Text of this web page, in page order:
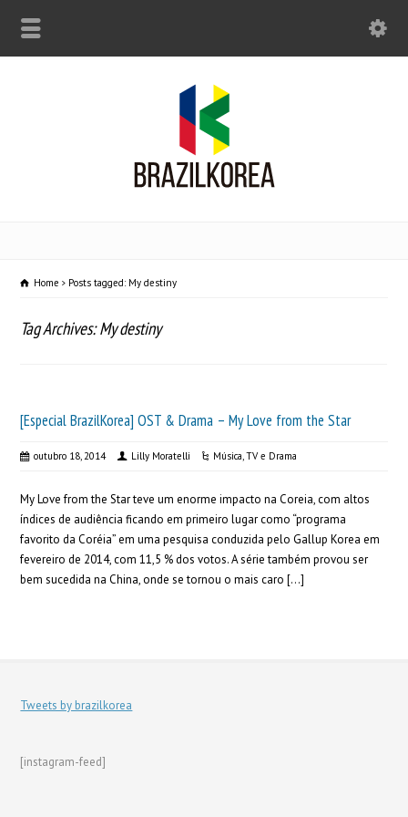
Home Posts tagged: My destiny
Tag Archives: My destiny
[Especial BrazilKorea] OST & Drama – My Love from the Star
outubro 18, 2014 Lilly Moratelli Música,TV e Drama
My Love from the Star teve um enorme impacto na Coreia, com altos
índices de audiência ficando em primeiro lugar como “programa
favorito da Coréia” em uma pesquisa conduzida pelo Gallup Korea em
fevereiro de 2014, com 11,5 % dos votos. A série também provou ser
bem sucedida na China, onde se tornou o mais caro […]
Tweets by brazilkorea
[instagram-feed]